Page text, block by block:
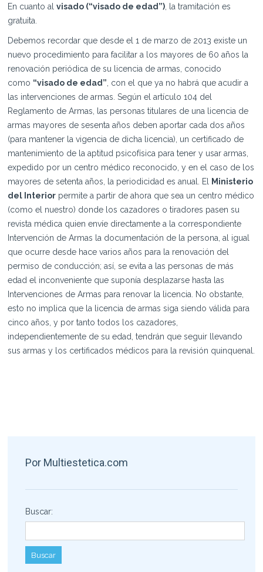
En cuanto alvisado (“visado de edad”) , la tramitación es
gratuita.
Debemos recordar que desde el 1 de marzo de 2013 existe un
nuevo procedimiento para facilitar a los mayores de 60 años la
renovación periódica de su licencia de armas, conocido
como “visado de edad” , con el que ya no habrá que acudir a
las intervenciones de armas. Según el artículo 104 del
Reglamento de Armas, las personas titulares de una licencia de
armas mayores de sesenta años deben aportar cada dos años
(para mantener la vigencia de dicha licencia), un certificado de
mantenimiento de la aptitud psicofísica para tener y usar armas,
expedido por un centro médico reconocido, y en el caso de los
mayores de setenta años, la periodicidad es anual. El
Ministerio
del Interior permite a partir de ahora que sea un centro médico
(como el nuestro) donde los cazadores o tiradores pasen su
revista médica quien envíe directamente a la correspondiente
Intervención de Armas la documentación de la persona, al igual
que ocurre desde hace varios años para la renovación del
permiso de conducción; así, se evita a las personas de más
edad el inconveniente que suponía desplazarse hasta las
Intervenciones de Armas para renovar la licencia. No obstante,
esto no implica que la licencia de armas siga siendo válida para
cinco años, y por tanto todos los cazadores,
independientemente de su edad, tendrán que seguir llevando
sus armas y los certificados médicos para la revisión quinquenal.
Por Multiestetica.com
Buscar: